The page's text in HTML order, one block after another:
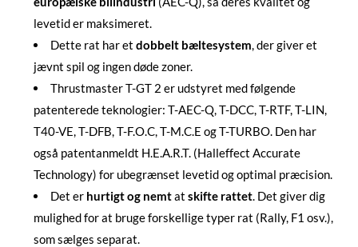
levetid er maksimeret.
Dette rat har et dobbelt bæltesystem, der giver et
jævnt spil og ingen døde zoner.
Thrustmaster T-GT 2 er udstyret med følgende
patenterede teknologier: T-AEC-Q, T-DCC, T-RTF, T-LIN,
T40-VE, T-DFB, T-F.O.C, T-M.C.E og T-TURBO. Den har
også patentanmeldt H.E.A.R.T. (Halleffect Accurate
Technology) for ubegrænset levetid og optimal præcision.
Det erhurtigt og nemtat skifte rattet. Det giver dig
mulighed for at bruge forskellige typer rat (Rally, F1 osv.),
som sælges separat.